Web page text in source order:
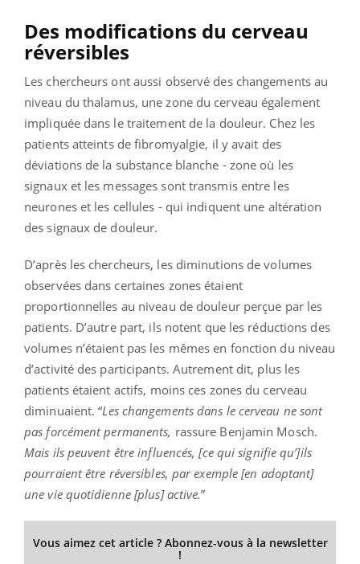
Des modifications du cerveau
réversibles
Les chercheurs ont aussi observé des changements au
niveau du thalamus, une zone du cerveau également
impliquée dans le traitement de la douleur. Chez les
patients atteints de fibromyalgie, il y avait des
déviations de la substance blanche - zone où les
signaux et les messages sont transmis entre les
neurones et les cellules - qui indiquent une altération
des signaux de douleur.
D’après les chercheurs, les diminutions de volumes
observées dans certaines zones étaient
proportionnelles au niveau de douleur perçue par les
patients. D’autre part, ils notent que les réductions des
volumes n’étaient pas les mêmes en fonction du niveau
d’activité des participants. Autrement dit, plus les
patients étaient actifs, moins ces zones du cerveau
diminuaient. “Les changements dans le cerveau ne sont
pas forcément permanents, rassure Benjamin Mosch.
Mais ils peuvent être influencés, [ce qui signifie qu’]ils
pourraient être réversibles, par exemple [en adoptant]
une vie quotidienne [plus] active.”
Vous aimez cet article ? Abonnez-vous à la newsletter
!